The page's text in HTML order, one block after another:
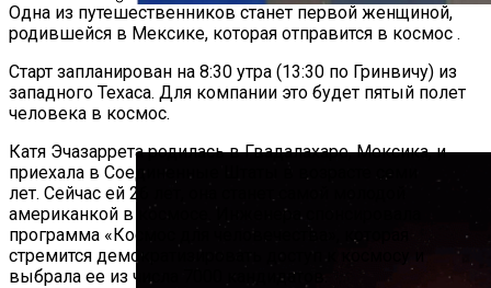
Планируется Создание Завода По
Производству Микробного Пластика
Для Производства
Высококачественного Зеленого
Пластика
Одна из путешественников станет первой женщиной,
родившейся в Мексике, которая отправится в космос .
Старт запланирован на 8:30 утра (13:30 по Гринвичу) из
западного Техаса. Для компании это будет пятый полет
человека в космос.
Катя Эчазаррета родилась в Гвадалахаре, Мексика, и
приехала в Соединенные Штаты в возрасте семи
лет. Сейчас ей 26 лет, она станет самой молодой
американкой в ​​космосе. Инженера спонсировала
программа «Космос для человечества», которая
стремится демократизировать доступ к космосу и
выбрала ее из числа 7000 кандидатов.